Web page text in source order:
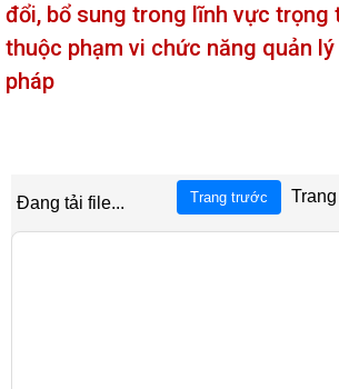
đổi, bổ sung trong lĩnh vực trọng
thuộc phạm vi chức năng quản
pháp